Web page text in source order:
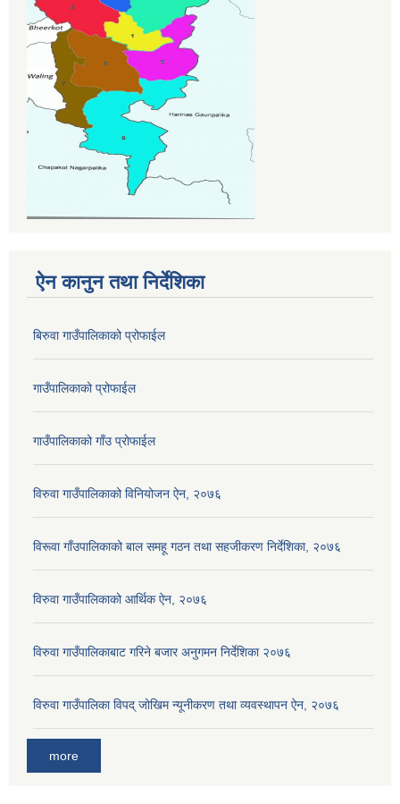
ऐन कानुन तथा निर्देशिका
बिरुवा गाउँपालिकाको प्रोफाईल
गाउँपालिकाको प्रोफाईल
गाउँपालिकाको गाँउ प्रोफाईल
विरुवा गाउँपालिकाको विनियोजन ऐन, २०७६
विरूवा गाँउपालिकाको बाल समहू गठन तथा सहजीकरण निर्देशिका, २०७६
विरुवा गाउँपालिकाको आर्थिक ऐन, २०७६
विरुवा गाउँपालिकाबाट गरिने बजार अनुगमन निर्देशिका २०७६
विरुवा गाउँपालिका विपद् जोखिम न्यूनीकरण तथा व्यवस्थापन ऐन, २०७६
more